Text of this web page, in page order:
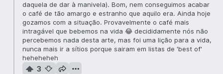
daquela de dar à manivela). Bom, nem conseguimos acabar
o café de tão amargo e estranho que aquilo era. Ainda hoje
gozamos com a situação. Provavelmente o café mais
intragável que bebemos na vida 😂 decididamente nós não
percebemos nada desta arte, mas foi uma lição para a vida,
nunca mais ir a sítios porque sairam em listas de 'best of'
heheheheh
3